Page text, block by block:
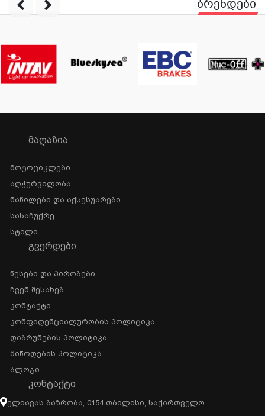
ბრენდები
ᲛᲐᲦᲐᲖᲘᲐ
Მოტოციკლები
Აღჭურვილობა
Ნაწილები Და Აქსესუარები
Სასაჩუქრე
Სტილი
ᲒᲕᲔᲠᲓᲔᲑᲘ
Წესები Და Პირობები
Ჩვენ Შესახებ
Კონტაქტი
Კონფიდენციალურობის Პოლიტიკა
Დაბრუნების Პოლიტიკა
Მიწოდების Პოლიტიკა
Ბლოგი
ᲙᲝᲜᲢᲐᲥᲢᲘ
Ელიავას Ბაზრობა, 0154 Თბილისი, Საქართველო